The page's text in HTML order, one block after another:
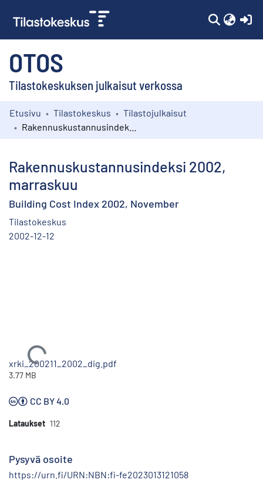
OTOS
Tilastokeskuksen julkaisut verkossa
Kokoelmat
Etusivu Tilastokeskus
Tilastojulkaisut
Rakennuskustannusindeksi 2002,
marraskuu
Building Cost Index 2002, November
Tilastokeskus
2002-12-12
Ladataan...
xrki_200211_2002_dig.pdf
3.77 MB
CC BY 4.0
Lataukset 112
Pysyvä osoite
https://urn.fi/URN:NBN:fi-fe2023013121058